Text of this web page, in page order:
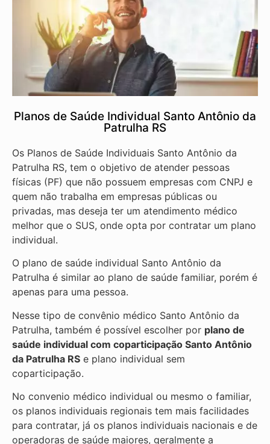
Planos de Saúde Individual Santo Antônio da
Patrulha RS
Os Planos de Saúde Individuais Santo Antônio da
Patrulha RS, tem o objetivo de atender pessoas
físicas (PF) que não possuem empresas com CNPJ e
quem não trabalha em empresas públicas ou
privadas, mas deseja ter um atendimento médico
melhor que o SUS, onde opta por contratar um plano
individual.
O plano de saúde individual Santo Antônio da
Patrulha é similar ao plano de saúde familiar, porém é
apenas para uma pessoa.
Nesse tipo de convênio médico Santo Antônio da
Patrulha, também é possível escolher por plano de
saúde individual com coparticipação Santo Antônio
da Patrulha RS e plano individual sem
coparticipação.
No convenio médico individual ou mesmo o familiar,
os planos individuais regionais tem mais facilidades
para contratar, já os planos individuais nacionais e de
operadoras de saúde maiores, geralmente a